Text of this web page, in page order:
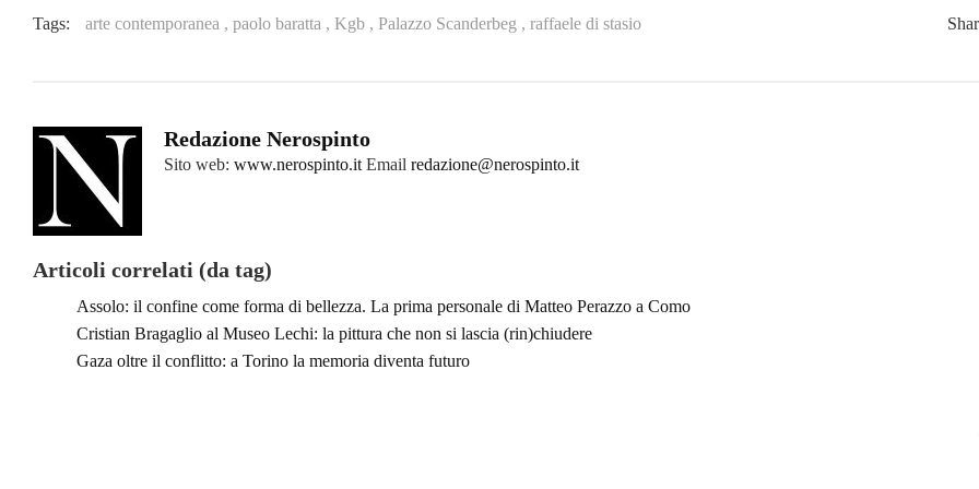
Tags: arte contemporanea , paolo baratta , Kgb , Palazzo Scanderbeg , raffaele di stasio
Redazione Nerospinto
Sito web: www.nerospinto.it Email redazione@nerospinto.it
Articoli correlati (da tag)
Assolo: il confine come forma di bellezza. La prima personale di Matteo Perazzo a Como
Cristian Bragaglio al Museo Lechi: la pittura che non si lascia (rin)chiudere
Gaza oltre il conflitto: a Torino la memoria diventa futuro